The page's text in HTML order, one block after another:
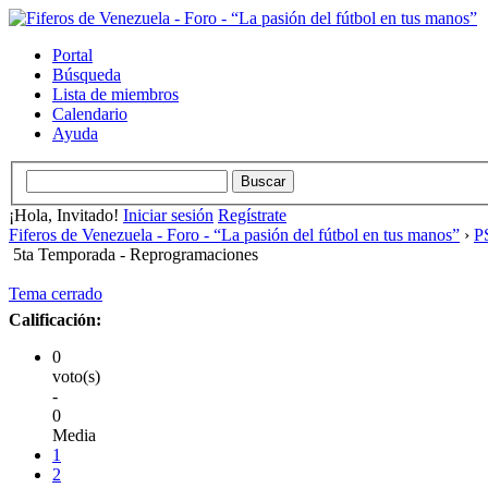
Portal
Búsqueda
Lista de miembros
Calendario
Ayuda
¡Hola, Invitado! Iniciar sesión Regístrate
Fiferos de Venezuela - Foro - “La pasión del fútbol en tus manos” ›
5ta Temporada - Reprogramaciones
Tema cerrado
Calificación:
0
voto(s)
-
0
Media
1
2